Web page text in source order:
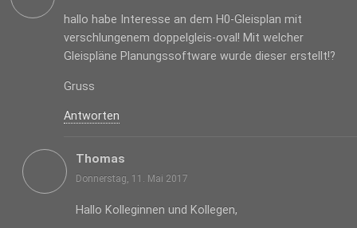
hallo habe Interesse an dem H0-Gleisplan mit
verschlungenem doppelgleis-oval! Mit welcher
Gleispläne Planungssoftware wurde dieser erstellt!?
Gruss
Antworten
Thomas
Donnerstag, 11. Mai 2017
Hallo Kolleginnen und Kollegen,